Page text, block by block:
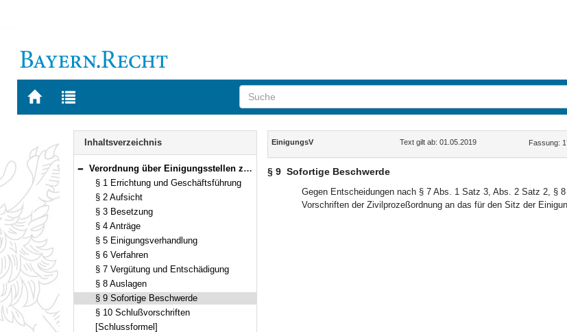
Zur
BAYERN.RECHT
Zur
letzten
Navigation
Inhaltsverzeichnis
Bereich reduzieren
Verordnung über Einigungsstellen zur Beilegung bürgerlicher Rechtsstreitigkeiten auf Grund des Gesetzes gegen den unlauteren Wettbewerb (Einigungsstellenverordnung – EinigungsV) Vom 17. Mai 1988 (GVBl. S. 115) BayRS 7032-2-W (§§ 1–10)
§ 1 Errichtung und Geschäftsführung
§ 2 Aufsicht
§ 3 Besetzung
§ 4 Anträge
§ 5 Einigungsverhandlung
§ 6 Verfahren
§ 7 Vergütung und Entschädigung
§ 8 Auslagen
§ 9 Sofortige Beschwerde
§ 10 Schlußvorschriften
[Schlussformel]
Inhalt
EinigungsV Text gilt ab: 01.05.2019 Fassung:
§ 9 Sofortige Beschwerde
Gegen Entscheidungen nach § 7 Abs. 1 Satz 3, Abs. 2 Satz 2, §
Vorschriften der Zivilprozeßordnung an das für den Sitz der